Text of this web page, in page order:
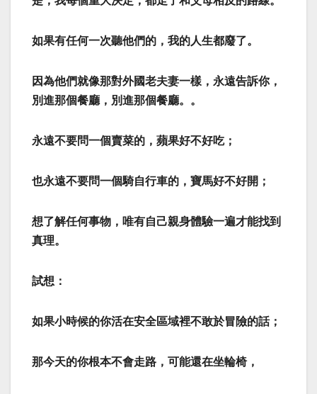
如果有任何一次聽他們的，我的人生都廢了。
因為他們就像那對外國老夫妻一樣，永遠告訴你，
別進那個餐廳，別進那個餐廳。。
永遠不要問一個賣菜的，蘋果好不好吃；
也永遠不要問一個騎自行車的，寶馬好不好開；
想了解任何事物，唯有自己親身體驗一遍才能找到
真理。
試想：
如果小時候的你活在安全區域裡不敢於冒險的話；
那今天的你根本不會走路，可能還在坐輪椅，